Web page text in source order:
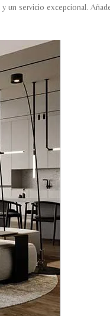
servicio excepcional.